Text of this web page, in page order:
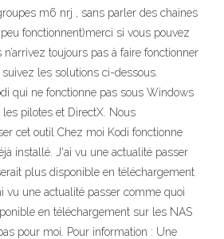
m6 nrj , sans parler des chaines
fonctionnent)merci si vous pouvez
toujours pas à faire fonctionner
les solutions ci-dessous.
qui ne fonctionne pas sous Windows
pilotes et DirectX. Nous
cet outil Chez moi Kodi fonctionne
installé. J'ai vu une actualité passer
plus disponible en téléchargement
vu une actualité passer comme quoi
en téléchargement sur les NAS
pour moi. Pour information : Une